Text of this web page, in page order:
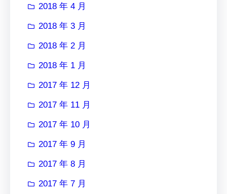
2018 年 4 月
2018 年 3 月
2018 年 2 月
2018 年 1 月
2017 年 12 月
2017 年 11 月
2017 年 10 月
2017 年 9 月
2017 年 8 月
2017 年 7 月